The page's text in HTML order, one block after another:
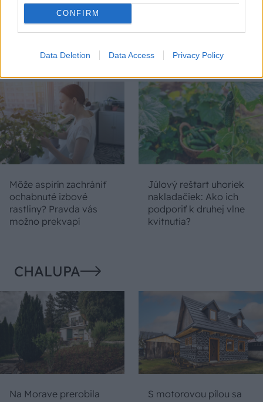
CONFIRM
Data Deletion Data Access Privacy Policy
Trvalky, ktoré znesú
sucho a teplo? Tieto
vysaďte na miesta, na
Nemusí to byť len
krások, ktoré rozžiaria
Môže aspirín zachrániť
ochabnuté izbové
rastliny? Pravda vás
možno prekvapí
Júlový reštart uhoriek
nakladačiek: Ako ich
podporiť k druhej vlne
kvitnutia?
CHALUPA
Na Morave prerobila
S motorovou pílou sa